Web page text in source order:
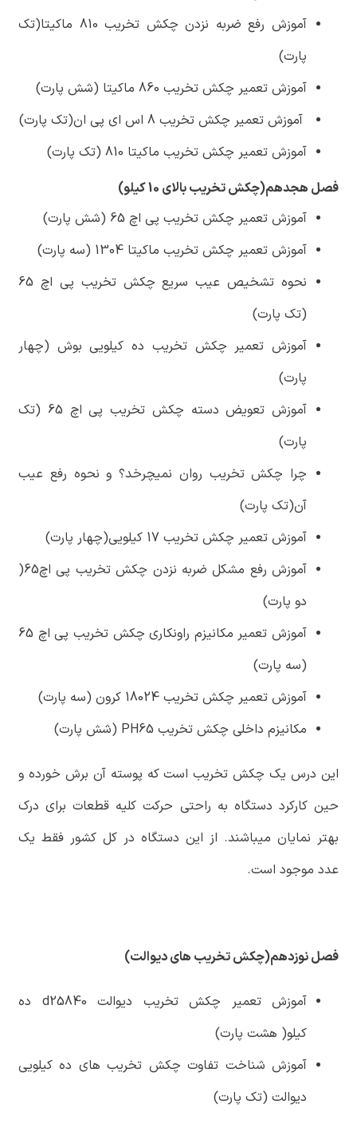
آموزش رفع ضربه نزدن چکش تخریب 810 ماکیتا(تک
پارت)
آموزش تعمیر چکش تخریب 860 ماکیتا (شش پارت)
آموزش تعمیر چکش تخریب 8 اس ای پی ان(تک پارت)
آموزش تعمیر چکش تخریب ماکیتا 810 (تک پارت)
فصل هجدهم(چکش تخریب بالای 10 کیلو)
آموزش تعمیر چکش تخریب پی اچ 65 (شش پارت)
آموزش تعمیر چکش تخریب ماکیتا 1304 (سه پارت)
نحوه تشخیص عیب سریع چکش تخریب پی اچ 65
(تک پارت)
آموزش تعمیر چکش تخریب ده کیلویی بوش (چهار
پارت)
آموزش تعویض دسته چکش تخریب پی اچ 65 (تک
پارت)
چرا چکش تخریب روان نمیچرخد؟ و نحوه رفع عیب
آن(تک پارت)
آموزش تعمیر چکش تخریب 17 کیلویی(چهار پارت)
آموزش رفع مشکل ضربه نزدن چکش تخریب پی اچ65(
دو پارت)
آموزش تعمیر مکانیزم راونکاری چکش تخریب پی اچ 65
(سه پارت)
آموزش تعمیر چکش تخریب 18024 کرون (سه پارت)
مکانیزم داخلی چکش تخریب PH65 (شش پارت)
این درس یک چکش تخریب است که پوسته آن برش خورده و
حین کارکرد دستگاه به راحتی حرکت کلیه قطعات برای درک
بهتر نمایان میباشند. از این دستگاه در کل کشور فقط یک
عدد موجود است.
فصل نوزدهم(چکش تخریب های دیوالت)
آموزش تعمیر چکش تخریب دیوالت d25840 ده
کیلو( هشت پارت)
آموزش شناخت تفاوت چکش تخریب های ده کیلویی
دیوالت (تک پارت)